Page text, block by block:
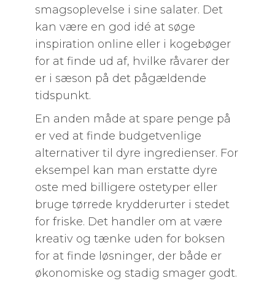
smagsoplevelse i sine salater. Det
kan være en god idé at søge
inspiration online eller i kogebøger
for at finde ud af, hvilke råvarer der
er i sæson på det pågældende
tidspunkt.
En anden måde at spare penge på
er ved at finde budgetvenlige
alternativer til dyre ingredienser. For
eksempel kan man erstatte dyre
oste med billigere ostetyper eller
bruge tørrede krydderurter i stedet
for friske. Det handler om at være
kreativ og tænke uden for boksen
for at finde løsninger, der både er
økonomiske og stadig smager godt.